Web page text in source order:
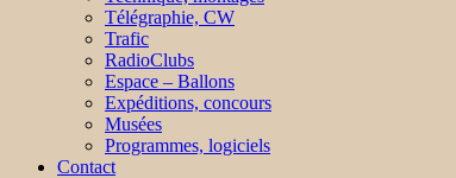
Télégraphie, CW
Trafic
RadioClubs
Espace – Ballons
Expéditions, concours
Musées
Programmes, logiciels
Contact